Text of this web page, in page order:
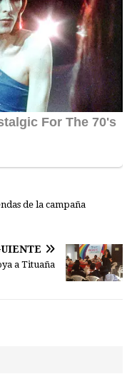
de la campaña
a Tituaña